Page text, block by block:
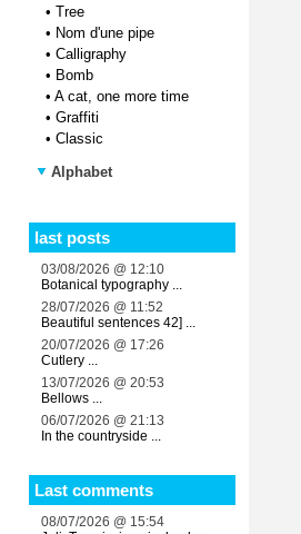
• Tree
• Nom d'une pipe
• Calligraphy
• Bomb
• A cat, one more time
• Graffiti
• Classic
Alphabet
last posts
03/08/2026 @ 12:10
Botanical typography ...
28/07/2026 @ 11:52
Beautiful sentences 42] ...
20/07/2026 @ 17:26
Cutlery ...
13/07/2026 @ 20:53
Bellows ...
06/07/2026 @ 21:13
In the countryside ...
Last comments
08/07/2026 @ 15:54